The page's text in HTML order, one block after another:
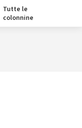
Tutte le
colonnine